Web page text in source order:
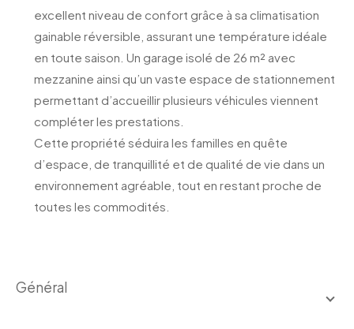
excellent niveau de confort grâce à sa climatisation
gainable réversible, assurant une température idéale
en toute saison. Un garage isolé de 26 m² avec
mezzanine ainsi qu’un vaste espace de stationnement
permettant d’accueillir plusieurs véhicules viennent
compléter les prestations.
Cette propriété séduira les familles en quête
d’espace, de tranquillité et de qualité de vie dans un
environnement agréable, tout en restant proche de
toutes les commodités.
général